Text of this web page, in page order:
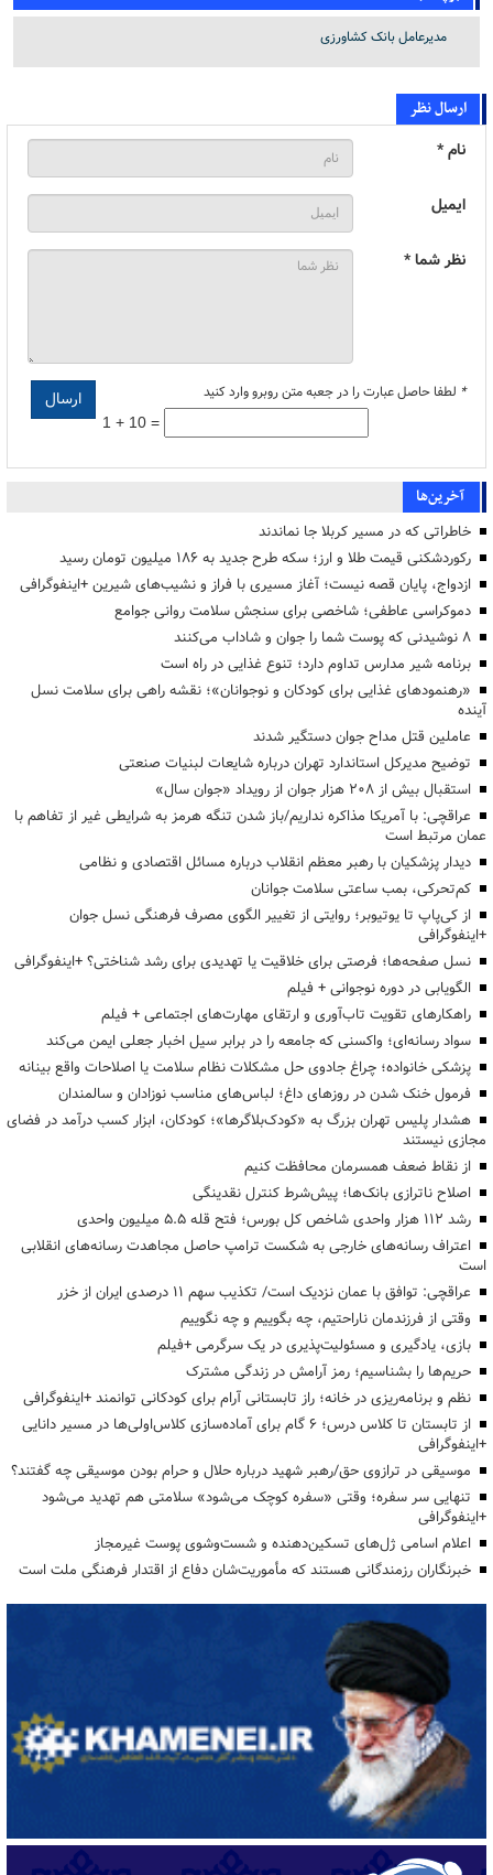
مدیرعامل بانک کشاورزی
ارسال نظر
نام *
ایمیل
نظر شما *
* لطفا حاصل عبارت را در جعبه متن روبرو وارد کنید
1 + 10 =
آخرین‌ها
خاطراتی که در مسیر کربلا جا نماندند
رکوردشکنی قیمت طلا و ارز؛ سکه طرح جدید به ۱۸۶ میلیون تومان رسید
ازدواج، پایان قصه نیست؛ آغاز مسیری با فراز و نشیب‌های شیرین +اینفوگرافی
دموکراسی عاطفی؛ شاخصی برای سنجش سلامت روانی جوامع
۸ نوشیدنی که پوست شما را جوان و شاداب می‌کنند
برنامه شیر مدارس تداوم دارد؛ تنوع غذایی در راه است
«رهنمودهای غذایی برای کودکان و نوجوانان»؛ نقشه راهی برای سلامت نسل
آینده
عاملین قتل مداح جوان دستگیر شدند
توضیح مدیرکل استاندارد تهران درباره شایعات لبنیات صنعتی
استقبال بیش از ۲۰۸ هزار جوان از رویداد «جوان سال»
عراقچی: با آمریکا مذاکره نداریم/باز شدن تنگه هرمز به شرایطی غیر از تفاهم با
عمان مرتبط است
دیدار پزشکیان با رهبر معظم انقلاب درباره مسائل اقتصادی و نظامی
کم‌تحرکی، بمب ساعتی سلامت جوانان
از کی‌پاپ تا یوتیوبر؛ روایتی از تغییر الگوی مصرف فرهنگی نسل جوان
+اینفوگرافی
نسل صفحه‌ها؛ فرصتی برای خلاقیت یا تهدیدی برای رشد شناختی؟ +اینفوگرافی
الگویابی در دوره نوجوانی + فیلم
راهکارهای تقویت تاب‌آوری و ارتقای مهارت‌های اجتماعی + فیلم
سواد رسانه‌ای؛ واکسنی که جامعه را در برابر سیل اخبار جعلی ایمن می‌کند
پزشکی خانواده؛ چراغ جادوی حل مشکلات نظام سلامت یا اصلاحات واقع بینانه
فرمول خنک شدن در روزهای داغ؛ لباس‌های مناسب نوزادان و سالمندان
هشدار پلیس تهران بزرگ به «کودک‌بلاگرها»؛ کودکان، ابزار کسب درآمد در فضای
مجازی نیستند
از نقاط ضعف همسرمان محافظت کنیم
اصلاح ناترازی بانک‌ها؛ پیش‌شرط کنترل نقدینگی
رشد ۱۱۲ هزار واحدی شاخص کل بورس؛ فتح قله ۵.۵ میلیون واحدی
اعتراف رسانه‌های خارجی به شکست ترامپ حاصل مجاهدت رسانه‌های انقلابی
است
عراقچی: توافق با عمان نزدیک است/ تکذیب سهم ۱۱ درصدی ایران از خزر
وقتی از فرزندمان ناراحتیم، چه بگوییم و چه نگوییم
بازی، یادگیری و مسئولیت‌پذیری در یک سرگرمی +فیلم
حریم‌ها را بشناسیم؛ رمز آرامش در زندگی مشترک
نظم و برنامه‌ریزی در خانه؛ راز تابستانی آرام برای کودکانی توانمند +اینفوگرافی
از تابستان تا کلاس درس؛ ۶ گام برای آماده‌سازی کلاس‌اولی‌ها در مسیر دانایی
+اینفوگرافی
موسیقی در ترازوی حق/رهبر شهید درباره حلال و حرام بودن موسیقی چه گفتند؟
تنهایی سر سفره؛ وقتی «سفره کوچک می‌شود» سلامتی هم تهدید می‌شود
+اینفوگرافی
اعلام اسامی ژل‌های تسکین‌دهنده و شست‌وشوی پوست غیرمجاز
خبرنگاران رزمندگانی هستند که مأموریت‌شان دفاع از اقتدار فرهنگی ملت است